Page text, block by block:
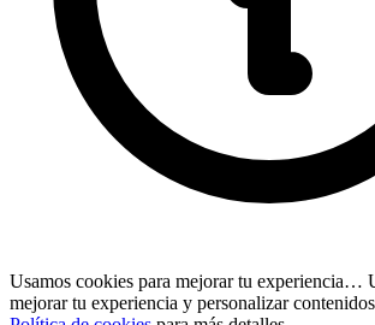
Usamos cookies para mejorar tu experiencia…
mejorar tu experiencia y personalizar